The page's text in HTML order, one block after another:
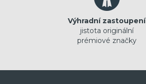
Výhradní zastoupení
jistota originální
prémiové značky